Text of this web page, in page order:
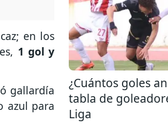
en los
1 gol y
gallardía
azul para
¿Cuántos goles
tabla de
Liga